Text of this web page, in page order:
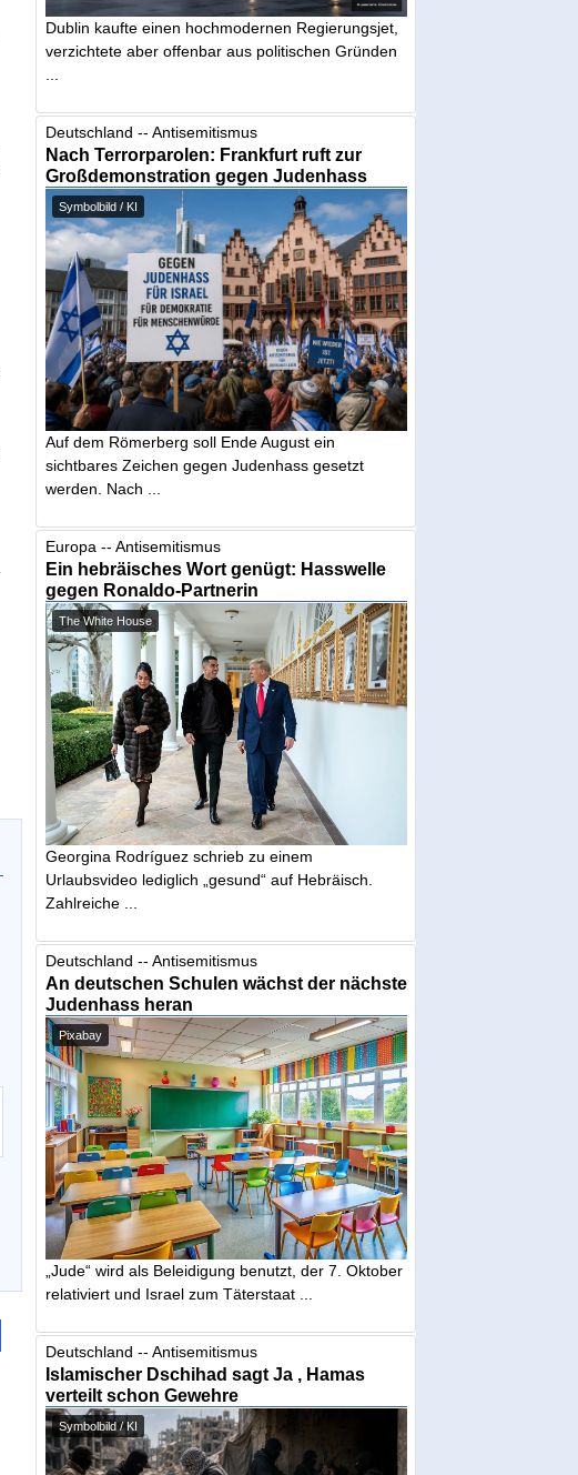
Dublin kaufte einen hochmodernen Regierungsjet,
verzichtete aber offenbar aus politischen Gründen
Deutschland -- Antisemitismus
Nach Terrorparolen: Frankfurt ruft zur
Großdemonstration gegen Judenhass
Symbolbild / KI
Auf dem Römerberg soll Ende August ein
sichtbares Zeichen gegen Judenhass gesetzt
werden. Nach ...
Europa -- Antisemitismus
Ein hebräisches Wort genügt: Hasswelle
gegen Ronaldo-Partnerin
The White House
Georgina Rodríguez schrieb zu einem
Urlaubsvideo lediglich „gesund“ auf Hebräisch.
Zahlreiche ...
Deutschland -- Antisemitismus
An deutschen Schulen wächst der nächste
Judenhass heran
Pixabay
„Jude“ wird als Beleidigung benutzt, der 7. Oktober
relativiert und Israel zum Täterstaat ...
Deutschland -- Antisemitismus
Islamischer Dschihad sagt Ja , Hamas
verteilt schon Gewehre
Symbolbild / KI